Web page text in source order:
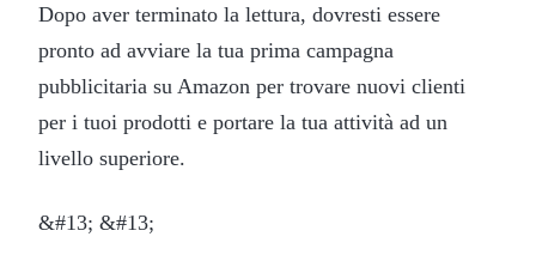
Dopo aver terminato la lettura, dovresti essere
pronto ad avviare la tua prima campagna
pubblicitaria su Amazon per trovare nuovi clienti
per i tuoi prodotti e portare la tua attività ad un
livello superiore.
&#13; &#13;